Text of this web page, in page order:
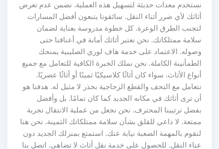
نستخدم معدات حديثة لتسهيل هذه العملية. نضمن عدم تعرض
أثاثك لأي ضرر أثناء النقل. سائقونا يتبعون أفضل المسارات
لتجنب الطرق الوعرة. كل خطوة مدروسة بعناية لضمان
سلامة ممتلكاتك. نحن نعتبر أثاثك أمانة في أعناقنا حتى
وصوله. الاعتماد على خدمة هاف لوري الصليبية يمنحك
الطمأنينة الكاملة. نحن نملك الخبرة الكافية للتعامل مع جميع
أنواع الأثاث. سواء كان أثاثًا كلاسيكيًا ثمينًا أو أثاثًا عصريًا.
نتعامل مع التحف والقطع الزجاجية بحذر لا مثيل له. هدفنا هو
أن ترى أثاثك في مكانه الجديد كما كان تمامًا. بل وأفضل
بفضل ترتيبنا المحترف. نحن نجعل من عملية الانتقال تجربة
ممتعة. لا داعي للقلق بشأن سلامة ممتلكاتك الثمينة. نحن هنا
لنقوم بالمهمة الصعبة نيابة عنك. استمتع بمنزلك الجديد دون
عناء النقل. للحصول على خدمة نقل أثاث لا تضاهى. اتصل بنا